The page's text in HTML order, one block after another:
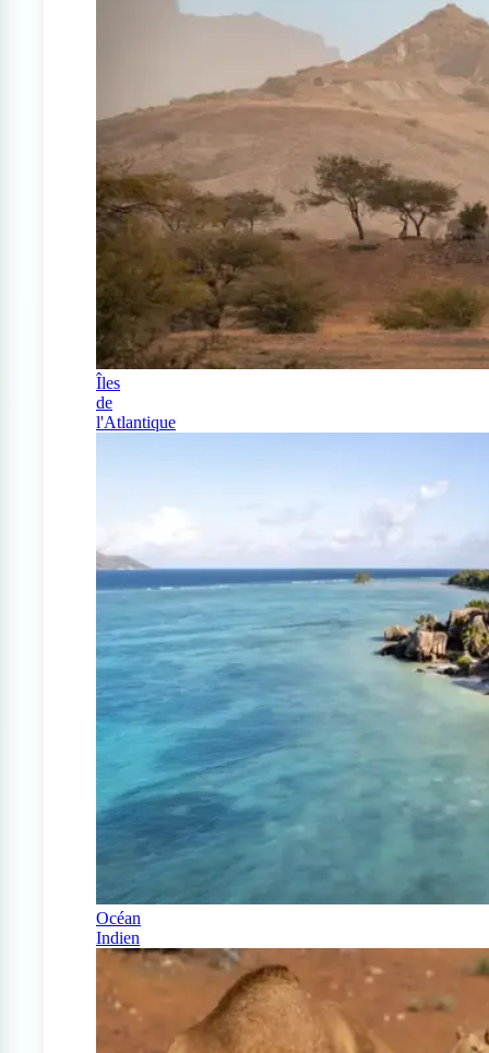
Îles
de
l'Atlantique
Océan
Indien